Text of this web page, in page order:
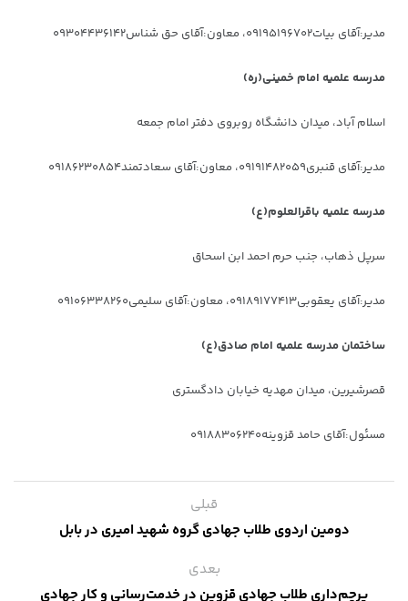
مدیر:آقای بیات۰۹۱۹۵۱۹۶۷۰۲، معاون:آقای حق شناس۰۹۳۰۴۴۳۶۱۴۲
مدرسه علمیه امام خمینی(ره)
اسلام آباد، میدان دانشگاه روبروی دفتر امام جمعه
مدیر:آقای قنبری۰۹۱۹۱۴۸۲۰۵۹، معاون:آقای سعادتمند۰۹۱۸۶۲۳۰۸۵۴
مدرسه علمیه باقرالعلوم(ع)
سرپل ذهاب، جنب حرم احمد ابن اسحاق
مدیر:آقای یعقوبی۰۹۱۸۹۱۷۷۴۱۳، معاون:آقای سلیمی۰۹۱۰۶۳۳۸۲۶۰
ساختمان مدرسه علمیه امام صادق(ع)
قصرشیرین، میدان مهدیه خیابان دادگستری
مسئول:آقای حامد قزوینه۰۹۱۸۸۳۰۶۲۴۰
قبلی
دومین اردوی طلاب جهادی گروه شهید امیری در بابل
بعدی
پرچم‌داری طلاب جهادی قزوین در خدمت‌رسانی و کار جهادی